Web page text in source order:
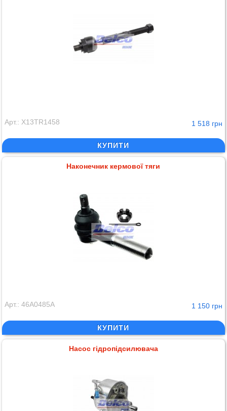
Арт.: X13TR1458 1 518 грн
КУПИТИ
Наконечник кермової тяги
Арт.: 46A0485A 1 150 грн
КУПИТИ
Насос гідропідсилювача